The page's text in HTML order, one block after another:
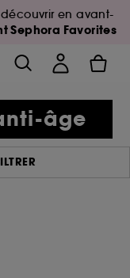
en avant-
Sephora Favorites
âge